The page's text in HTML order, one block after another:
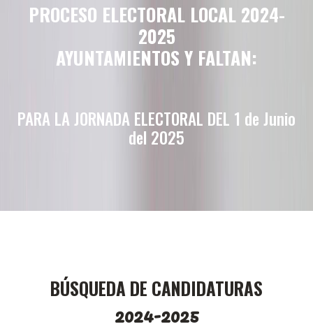
PROCESO ELECTORAL LOCAL 2024-
2025
AYUNTAMIENTOS Y FALTAN:
PARA LA JORNADA ELECTORAL DEL 1 de Junio
del 2025
BÚSQUEDA DE CANDIDATURAS
2024-2025